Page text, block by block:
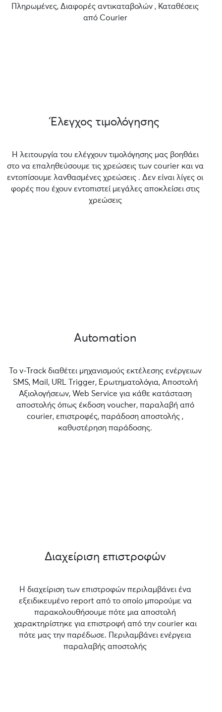
Πληρωμένες, Διαφορές αντικαταβολών , Καταθέσεις
από Courier
Έλεγχος τιμολόγησης
Η λειτουργία του ελέγχουν τιμολόγησης μας βοηθάει
στο να επαληθεύσουμε τις χρεώσεις των courier και να
εντοπίσουμε λανθασμένες χρεώσεις . Δεν είναι λίγες οι
φορές που έχουν εντοπιστεί μεγάλες αποκλείσει στις
χρεώσεις
Automation
Το v-Track διαθέτει μηχανισμούς εκτέλεσης ενέργειων
SMS, Mail, URL Τrigger, Ερωτηματολόγια, Αποστολή
Αξιολογήσεων, Web Service για κάθε κατάσταση
αποστολής όπως έκδοση voucher, παραλαβή από
courier, επιστροφές, παράδοση αποστολής ,
καθυστέρηση παράδοσης.
Διαχείριση επιστροφών
Η διαχείριση των επιστροφών περιλαμβάνει ένα
εξειδικευμένο report από το οποίο μπορούμε να
παρακολουθήσουμε πότε μια αποστολή
χαρακτηρίστηκε για επιστροφή από την courier και
πότε μας την παρέδωσε. Περιλαμβάνει ενέργεια
παραλαβής αποστολής